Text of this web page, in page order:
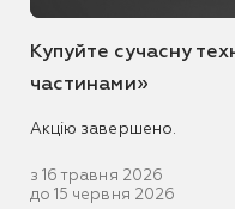
Купуйте сучасну
частинами»
Акцію завершено.
з 16 травня 2026
до 15 червня 2026